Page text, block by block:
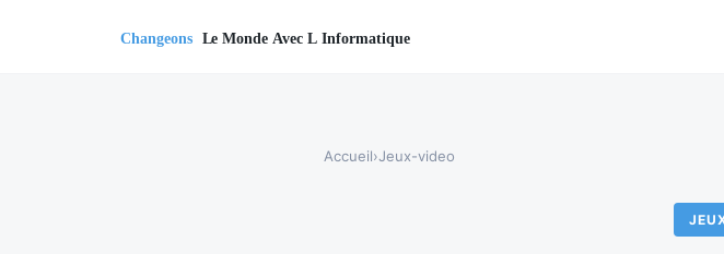
Accueil›Jeux-video